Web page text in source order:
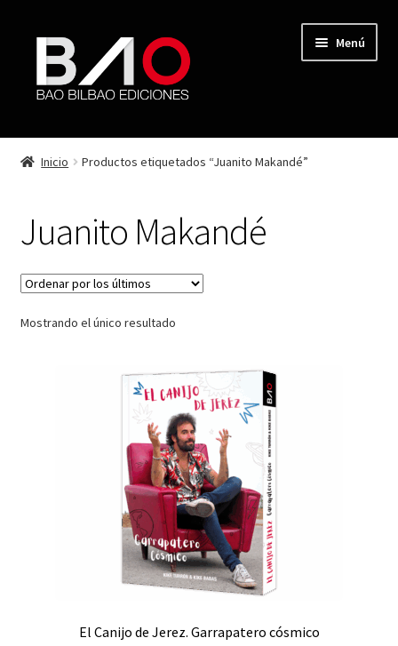
Menú
TIENDA
AUTORES
REVISTA BAO
CONTACTO
FINALIZAR COMPRA
Inicio Productos etiquetados “Juanito Makandé”
Juanito Makandé
Mostrando el único resultado
El Canijo de Jerez. Garrapatero cósmico